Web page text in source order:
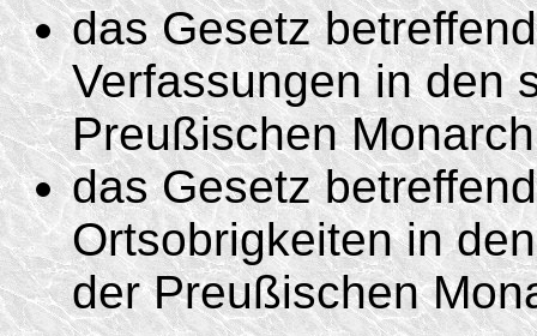
das Gesetz
Verfassungen in den
Preußischen
das Gesetz
Ortsobrigkeiten in
der Preußischen